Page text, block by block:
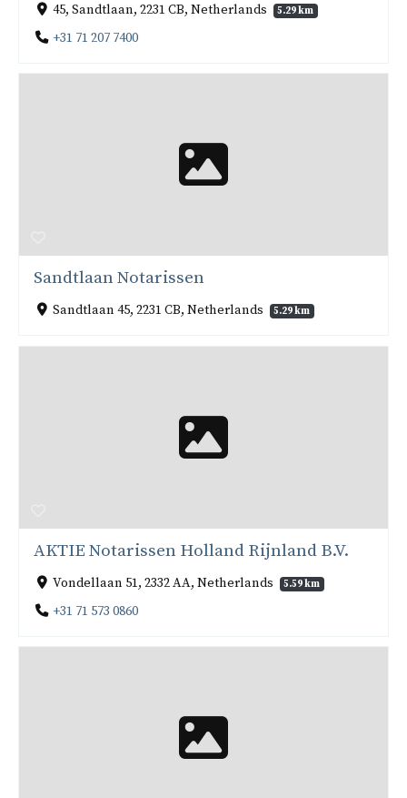
45, Sandtlaan, 2231 CB, Netherlands 5.29 km
+31 71 207 7400
Sandtlaan Notarissen
Sandtlaan 45, 2231 CB, Netherlands 5.29 km
AKTIE Notarissen Holland Rijnland B.V.
Vondellaan 51, 2332 AA, Netherlands 5.59 km
+31 71 573 0860